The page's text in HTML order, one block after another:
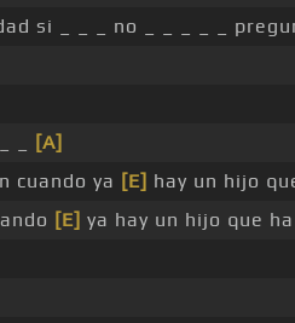
si _ _ _ no _ _ _ _ _
[A]
cuando ya [E] hay un hijo
[E] ya hay un hijo que